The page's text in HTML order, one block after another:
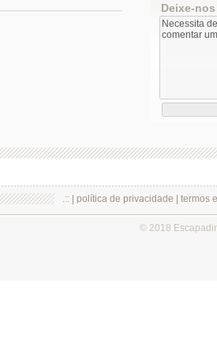
Deixe-
.:: | política de privacidade termos
© 2018